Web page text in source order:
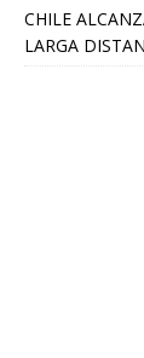
CHILE
LARGA